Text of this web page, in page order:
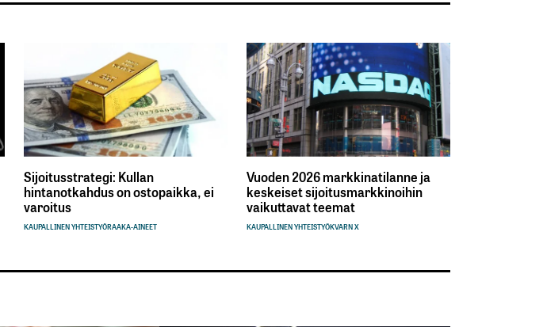
Sijoitusstrategi: Kullan
hintanotkahdus on ostopaikka, ei
varoitus
KAUPALLINEN YHTEISTYÖRAAKA-AINEET
Vuoden 2026 markkinatilanne ja
keskeiset sijoitusmarkkinoihin
vaikuttavat teemat
KAUPALLINEN YHTEISTYÖKVARN X